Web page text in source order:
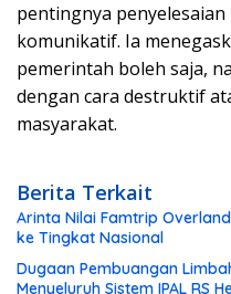
pentingnya penyelesaian
komunikatif. Ia
pemerintah boleh saja,
dengan cara destruktif
masyarakat.
Berita Terkait
Arinta Nilai Famtrip
ke Tingkat Nasional
Dugaan Pembuangan
Menyeluruh Sistem IPAL RS